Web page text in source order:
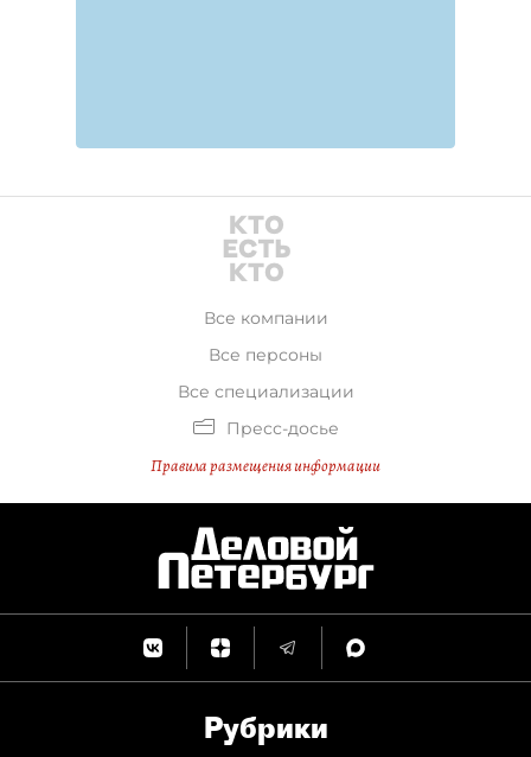
Все компании
Все персоны
Все специализации
Пресс-досье
Правила размещения информации
Рубрики